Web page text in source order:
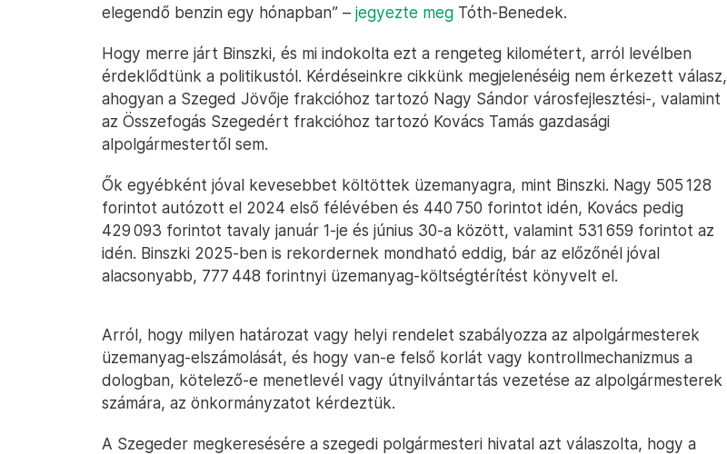
elegendő benzin egy hónapban” – jegyezte meg Tóth-Benedek.
Hogy merre járt Binszki, és mi indokolta ezt a rengeteg kilométert, arról levélben
érdeklődtünk a politikustól. Kérdéseinkre cikkünk megjelenéséig nem érkezett válasz,
ahogyan a Szeged Jövője frakcióhoz tartozó Nagy Sándor városfejlesztési-, valamint
az Összefogás Szegedért frakcióhoz tartozó Kovács Tamás gazdasági
alpolgármestertől sem.
Ők egyébként jóval kevesebbet költöttek üzemanyagra, mint Binszki. Nagy 505 128
forintot autózott el 2024 első félévében és 440 750 forintot idén, Kovács pedig
429 093 forintot tavaly január 1-je és június 30-a között, valamint 531 659 forintot az
idén. Binszki 2025-ben is rekordernek mondható eddig, bár az előzőnél jóval
alacsonyabb, 777 448 forintnyi üzemanyag-költségtérítést könyvelt el.
Arról, hogy milyen határozat vagy helyi rendelet szabályozza az alpolgármesterek
üzemanyag-elszámolását, és hogy van-e felső korlát vagy kontrollmechanizmus a
dologban, kötelező-e menetlevél vagy útnyilvántartás vezetése az alpolgármesterek
számára, az önkormányzatot kérdeztük.
A Szegeder megkeresésére a szegedi polgármesteri hivatal azt válaszolta, hogy a